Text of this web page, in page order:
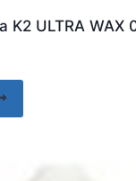
K2 ULTRA WAX